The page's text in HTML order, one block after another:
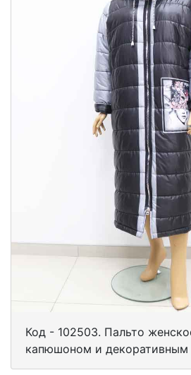
Код - 102503. Пальто
капюшоном и декоративным